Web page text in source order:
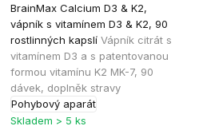
BrainMax Calcium D3 & K2,
vápník s vitamínem D3 & K2, 90
rostlinných kapslí Vápník citrát s
vitamínem D3 a s patentovanou
formou vitamínu K2 MK-7, 90
dávek, doplněk stravy
Pohybový aparát
hodnocení
produktu
je
4,8
z
5
Skladem > 5 ks